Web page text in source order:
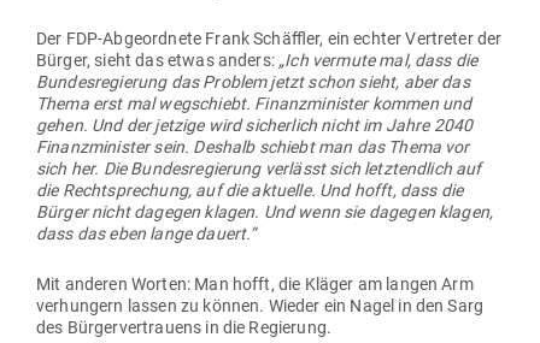
Der FDP-Abge­ordnete Frank Schäffler, ein echter Ver­treter der
Bürger, sieht das etwas anders: „Ich vermute mal, dass die
Bun­des­re­gierung das Problem jetzt schon sieht, aber das
Thema erst mal weg­schiebt. Finanz­mi­nister kommen und
gehen. Und der jetzige wird sicherlich nicht im Jahre 2040
Finanz­mi­nister sein. Deshalb schiebt man das Thema vor
sich her. Die Bun­des­re­gierung ver­lässt sich letzt­endlich auf
die Recht­spre­chung, auf die aktuelle. Und hofft, dass die
Bürger nicht dagegen klagen. Und wenn sie dagegen klagen,
dass das eben lange dauert.“
Mit anderen Worten: Man hofft, die Kläger am langen Arm
ver­hungern lassen zu können. Wieder ein Nagel in den Sarg
des Bür­ger­ver­trauens in die Regierung.